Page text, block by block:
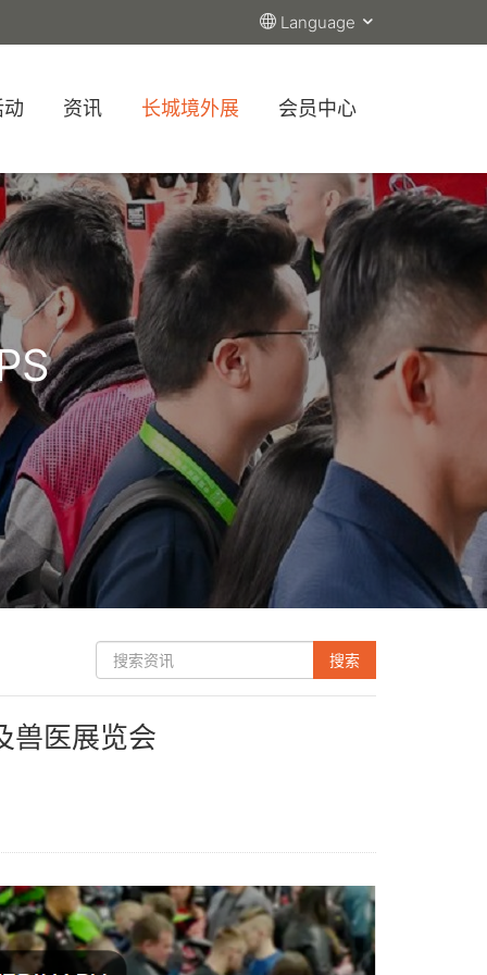
Language
资讯 长城境外展 会员中心
兽医展览会